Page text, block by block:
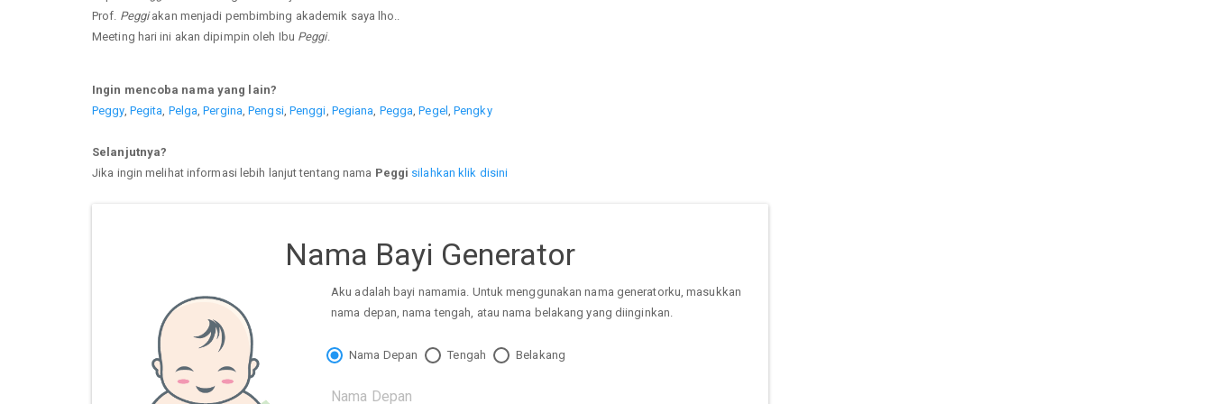
Prof. Peggiakan menjadi pembimbing akademik saya lho..
Meeting hari ini akan dipimpin oleh Ibu Peggi.
Ingin mencoba nama yang lain?
Peggy, Pegita Pelga ,Pergina ,Pengsi, Penggi Pegiana Pegga ,Pegel ,Pengky
Selanjutnya?
Jika ingin melihat informasi lebih lanjut tentang nama Peggi silahkan klik disini
Nama Bayi Generator
Aku adalah bayi namamia. Untuk menggunakan nama generatorku, masukkan
nama depan, nama tengah, atau nama belakang yang diinginkan.
Nama Depan Tengah Belakang